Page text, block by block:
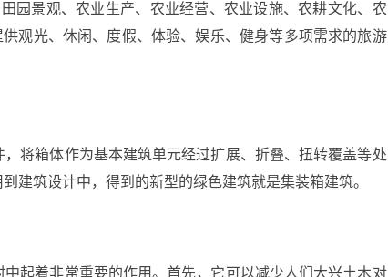
园景观、农业生产、农业经营、农业设施、农耕文化、农
观光、休闲、度假、体验、娱乐、健身等多项需求的旅游
将箱体作为基本建筑单元经过扩展、折叠、扭转覆盖等处
建筑设计中，得到的新型的绿色建筑就是集装箱建筑。
起着非常重要的作用。首先，它可以减少人们大兴土木对